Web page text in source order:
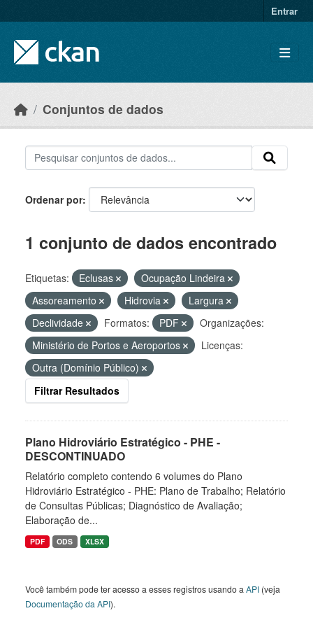
Entrar
Conjuntos de dados
Ordenar por
1 conjunto de dados encontrado
Etiquetas: Eclusas
Ocupação Lindeira
Assoreamento
Hidrovia
Largura
Declividade
Formatos: PDF
Organizações:
Ministério de Portos e Aeroportos
Licenças:
Outra (Domínio Público)
Filtrar Resultados
Plano Hidroviário Estratégico - PHE -
DESCONTINUADO
Relatório completo contendo 6 volumes do Plano
Hidroviário Estratégico - PHE: Plano de Trabalho; Relatório
de Consultas Públicas; Diagnóstico de Avaliação;
Elaboração de...
PDF ODS XLSX
Você também pode ter acesso a esses registros usando a API (veja
Documentação da API).